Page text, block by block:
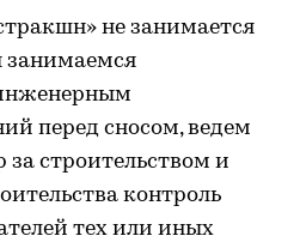
не занимается
занимаемся
перед сносом, ведем
строительством и
контроль
тех или иных